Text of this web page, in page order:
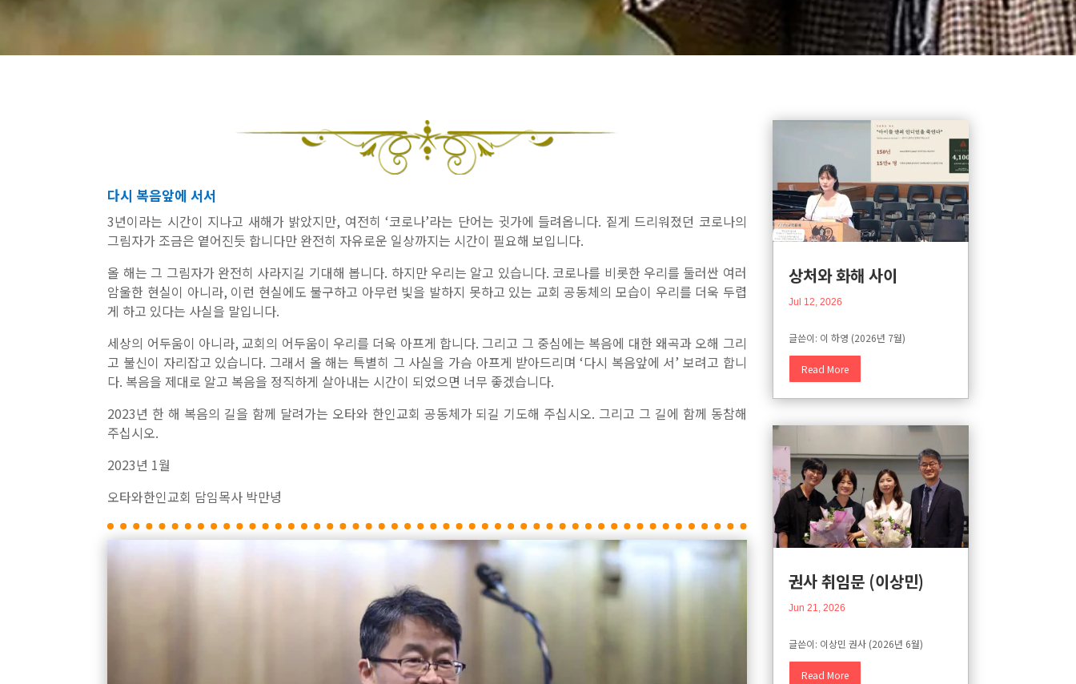
다시 복음앞에 서서
3년이라는 시간이 지나고 새해가 밝았지만, 여전히 ‘코로나’라는 단어는 귓가에 들려옵니다. 짙게 드리워졌던 코로나의
그림자가 조금은 옅어진듯 합니다만 완전히 자유로운 일상까지는 시간이 필요해 보입니다.
올 해는 그 그림자가 완전히 사라지길 기대해 봅니다. 하지만 우리는 알고 있습니다. 코로나를 비롯한 우리를 둘러싼 여러
암울한 현실이 아니라, 이런 현실에도 불구하고 아무런 빛을 발하지 못하고 있는 교회 공동체의 모습이 우리를 더욱 두렵
게 하고 있다는 사실을 말입니다.
세상의 어두움이 아니라, 교회의 어두움이 우리를 더욱 아프게 합니다. 그리고 그 중심에는 복음에 대한 왜곡과 오해 그리
고 불신이 자리잡고 있습니다. 그래서 올 해는 특별히 그 사실을 가슴 아프게 받아드리며 ‘다시 복음앞에 서’ 보려고 합니
다. 복음을 제대로 알고 복음을 정직하게 살아내는 시간이 되었으면 너무 좋겠습니다.
2023년 한 해 복음의 길을 함께 달려가는 오타와 한인교회 공동체가 되길 기도해 주십시오. 그리고 그 길에 함께 동참해
주십시오.
2023년 1월
오타와한인교회 담임목사 박만녕
상처와 화해 사이
Jul 12, 2026
글쓴이: 이 하영 (2026년 7월)
Read More
권사 취임문 (이상민)
Jun 21, 2026
글쓴이: 이상민 권사 (2026년 6월)
Read More